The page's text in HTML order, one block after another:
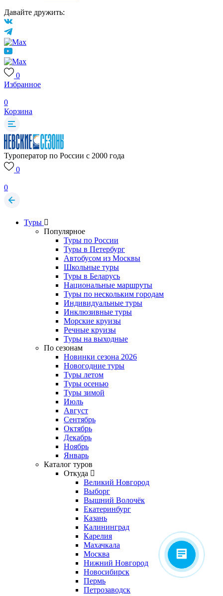
Давайте дружить:
0
Избранное
0
Корзина
Туроператор по России с 2000 года
0
0
Туры
Популярное
Туры по России
Туры в Петербург
Автобусом из Москвы
Школьные туры
Туры в Беларусь
Национальные маршруты
Туры по нескольким городам
Индивидуальные туры
Инклюзивные туры
Морские круизы
Речные круизы
Туры на выходные
По сезонам
Новинки сезона 2026
Новогодние туры
Туры летом
Туры осенью
Туры зимой
Июль
Август
Сентябрь
Октябрь
Декабрь
Ноябрь
Январь
Каталог туров
Откуда
Великий Новгород
Выборг
Вышний Волочёк
Екатеринбург
Казань
Калининград
Карелия
Махачкала
Москва
Нижний Новгород
Новосибирск
Пермь
Петрозаводск